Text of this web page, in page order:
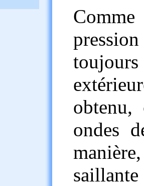
toujours
obtenu,
ondes